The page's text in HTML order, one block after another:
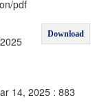
pdf
Download
14, 2025 : 883